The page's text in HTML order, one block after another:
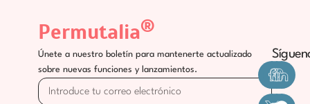
Permutalia®
Únete a nuestro boletín para mantenerte actualizado
sobre nuevas funciones y lanzamientos.